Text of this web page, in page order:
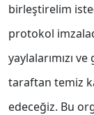
birleştirelim
protokol
yaylalarımızı
taraftan temiz
edeceğiz. Bu